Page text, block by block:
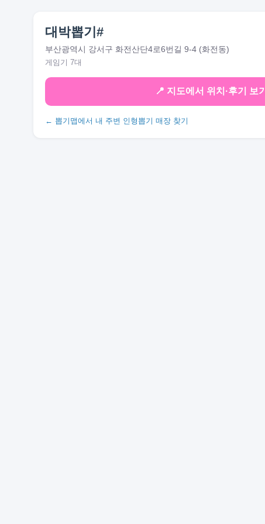
대박뽑기#
부산광역시 강서구 화전산단4로6번길 9-4 (화전동)
게임기 7대
📍 지도에서 위치·후기 보기
← 뽑기맵에서 내 주변 인형뽑기 매장 찾기